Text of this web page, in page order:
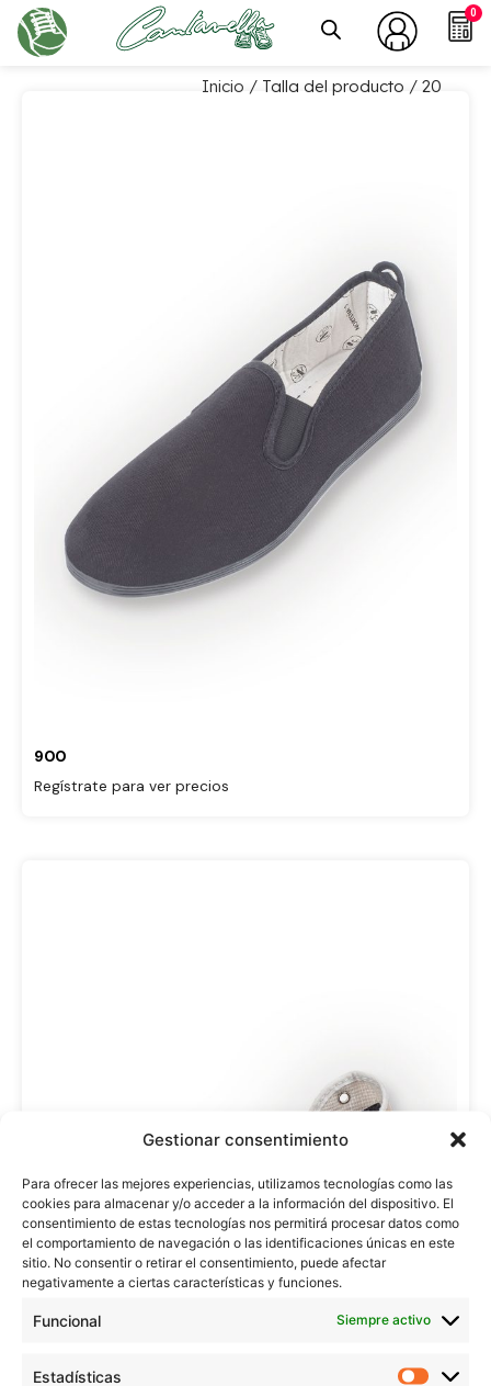
Gestionar consentimiento
Para ofrecer las mejores experiencias, utilizamos tecnologías como las
cookies para almacenar y/o acceder a la información del dispositivo. El
consentimiento de estas tecnologías nos permitirá procesar datos como
el comportamiento de navegación o las identificaciones únicas en este
sitio. No consentir o retirar el consentimiento, puede afectar
negativamente a ciertas características y funciones.
Funcional Siempre activo
Estadísticas
0
Inicio / Talla del producto / 20
900
Regístrate para ver precios